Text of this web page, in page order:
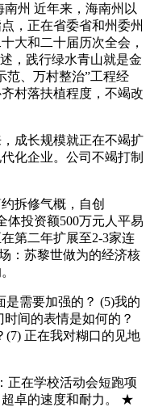
州 近年来，海南州以
，正在省委省和州委州
大和二十届历次全会，
，践行绿水青山就是金
范、万村整治”工程经
村落扶植程度，不竭改
成长规模就正在不竭扩
化企业。公司不竭打制
拆修气概，自创
体投资额500万元人平易
第二年扩展至2-3家连
：苏黎世做为的经济核
需要加强的？ (5)我的
间的表情是如何的？
(7) 正在我对糊口的见地
在学校活动会短跑项
超卓的速度和耐力。 ★